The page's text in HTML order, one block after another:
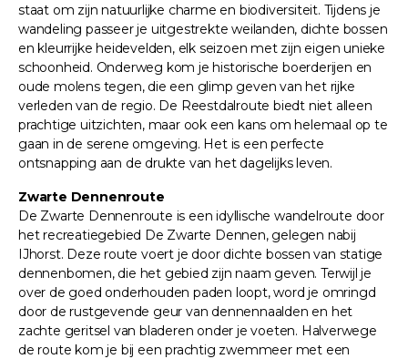
staat om zijn natuurlijke charme en biodiversiteit. Tijdens je
wandeling passeer je uitgestrekte weilanden, dichte bossen
en kleurrijke heidevelden, elk seizoen met zijn eigen unieke
schoonheid. Onderweg kom je historische boerderijen en
oude molens tegen, die een glimp geven van het rijke
verleden van de regio. De Reestdalroute biedt niet alleen
prachtige uitzichten, maar ook een kans om helemaal op te
gaan in de serene omgeving. Het is een perfecte
ontsnapping aan de drukte van het dagelijks leven.
Zwarte Dennenroute
De Zwarte Dennenroute is een idyllische wandelroute door
het recreatiegebied De Zwarte Dennen, gelegen nabij
IJhorst. Deze route voert je door dichte bossen van statige
dennenbomen, die het gebied zijn naam geven. Terwijl je
over de goed onderhouden paden loopt, word je omringd
door de rustgevende geur van dennennaalden en het
zachte geritsel van bladeren onder je voeten. Halverwege
de route kom je bij een prachtig zwemmeer met een